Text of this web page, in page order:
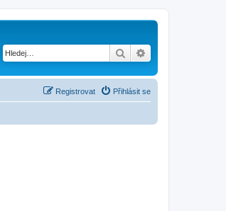
Hledat
Přihlásit se
Registrovat